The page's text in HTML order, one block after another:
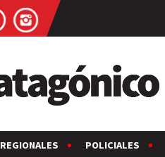
REGIONALES POLICIALES